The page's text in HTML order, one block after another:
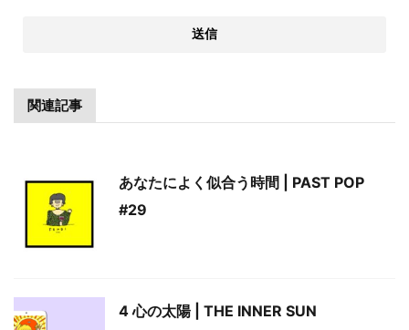
関連記事
あなたによく似合う時間 | PAST POP
#29
4 心の太陽 | THE INNER SUN